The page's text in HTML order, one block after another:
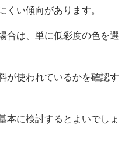
くい傾向があります。
合は、単に低彩度の色を選
が使われているかを確認す
本に検討するとよいでしょ